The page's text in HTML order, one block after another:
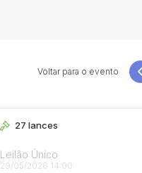
Voltar para o evento
27 lances
Leilão Único
29/05/2026 14:00